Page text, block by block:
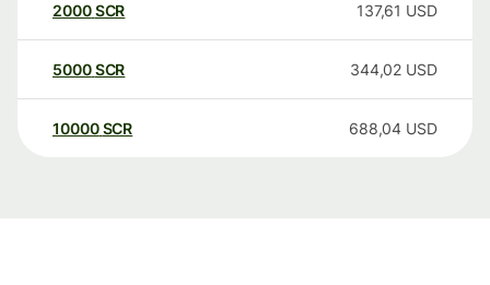
2000SCR 137,61 USD
5000SCR 344,02 USD
10000 SCR 688,04 USD